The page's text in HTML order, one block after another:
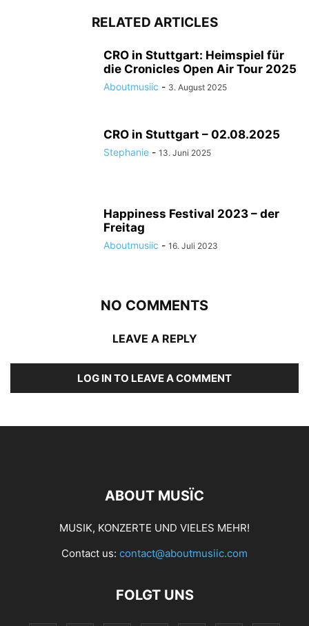
RELATED ARTICLES
CRO in Stuttgart: Heimspiel für
die Cronicles Open Air Tour 2025
Aboutmusiic - 3. August 2025
CRO in Stuttgart – 02.08.2025
Stephanie - 13. Juni 2025
Happiness Festival 2023 – der
Freitag
Aboutmusiic - 16. Juli 2023
NO COMMENTS
LEAVE A REPLY
LOG IN TO LEAVE A COMMENT
ABOUT MUSÏC
MUSIK, KONZERTE UND VIELES MEHR!
Contact us: contact@aboutmusiic.com
FOLGT UNS